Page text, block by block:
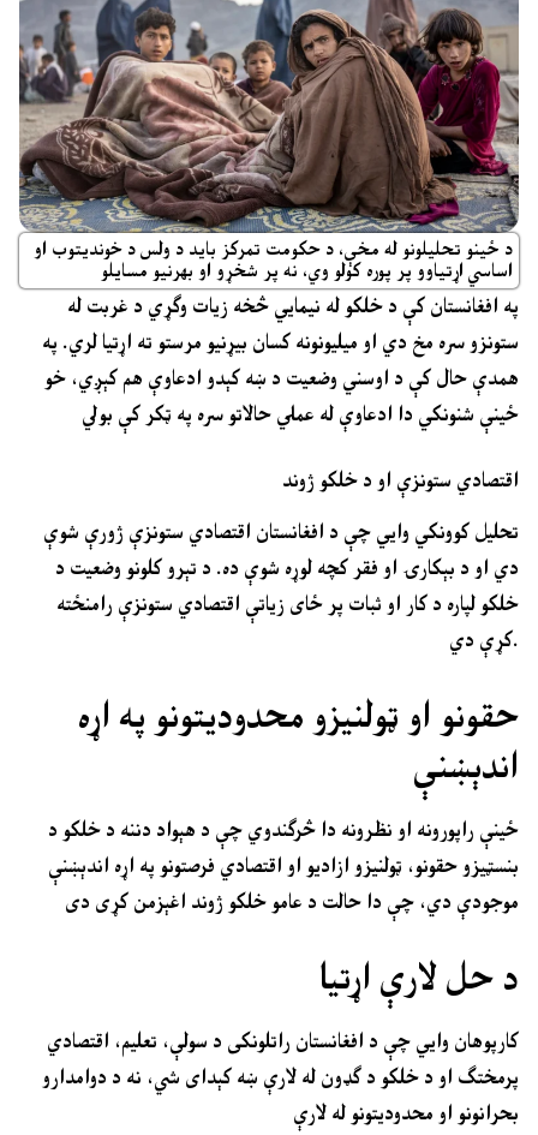
د ځینو تحلیلونو له مخې، د حکومت تمرکز باید د ولس د خوندیتوب او
اساسي اړتیاوو پر پوره کولو وي، نه پر شخړو او بهرنیو مسایلو
په افغانستان کې د خلکو له نیمایي څخه زیات وګړي د غربت له
ستونزو سره مخ دي او میلیونونه کسان بیړنیو مرستو ته اړتیا لري. په
همدې حال کې د اوسني وضعیت د ښه کېدو ادعاوې هم کېږي، خو
ځینې شنونکي دا ادعاوې له عملي حالاتو سره په ټکر کې بولي
اقتصادي ستونزې او د خلکو ژوند
تحلیل کوونکي وایي چې د افغانستان اقتصادي ستونزې ژورې شوې
دي او د بېکارۍ او فقر کچه لوړه شوې ده. د تېرو کلونو وضعیت د
خلکو لپاره د کار او ثبات پر ځای زیاتې اقتصادي ستونزې رامنځته
کړې دي.
حقونو او ټولنیزو محدودیتونو په اړه
اندېښنې
ځینې راپورونه او نظرونه دا څرګندوي چې د هېواد دننه د خلکو د
بنسټیزو حقونو، ټولنیزو ازادیو او اقتصادي فرصتونو په اړه اندېښنې
موجودې دي، چې دا حالت د عامو خلکو ژوند اغېزمن کړی دی
د حل لارې اړتیا
کارپوهان وایي چې د افغانستان راتلونکی د سولې، تعلیم، اقتصادي
پرمختګ او د خلکو د ګډون له لارې ښه کېدای شي، نه د دوامدارو
بحرانونو او محدودیتونو له لارې